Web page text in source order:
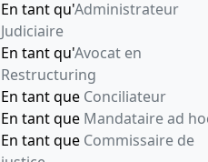
En tant qu'Administrateur
Judiciaire
En tant qu'Avocat en
Restructuring
En tant que Conciliateur
En tant que Mandataire ad
En tant que Commissaire de